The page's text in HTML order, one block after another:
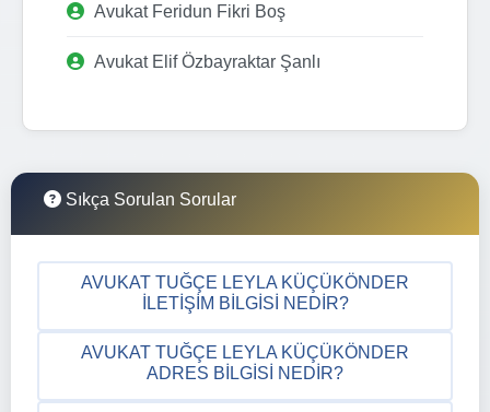
Avukat Feridun Fikri Boş
Avukat Elif Özbayraktar Şanlı
Sıkça Sorulan Sorular
AVUKAT TUĞÇE LEYLA KÜÇÜKÖNDER
İLETIŞIM BILGISI NEDIR?
AVUKAT TUĞÇE LEYLA KÜÇÜKÖNDER
ADRES BILGISI NEDIR?